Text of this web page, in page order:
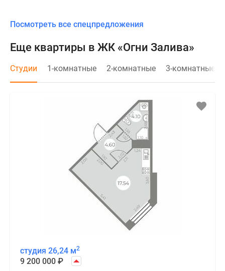
Посмотреть все спецпредложения
Еще квартиры в ЖК «Огни Залива»
Студии 1-комнатные 2-комнатные 3-комнатные
студия 26,24 м2
9 200 000 ₽